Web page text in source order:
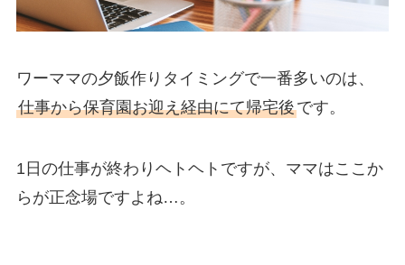
ワーママの夕飯作りタイミングで一番多いのは、
仕事から保育園お迎え経由にて帰宅後です。
1日の仕事が終わりヘトヘトですが、ママはここか
らが正念場ですよね…。